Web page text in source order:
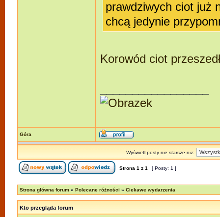
prawdziwych ciot już
chcą jedynie
Korowód ciot
Góra
Wyświetl posty nie starsze niż:
Strona 1 z 1 [ Posty: 1 ]
Strona główna forum » Polecane różności » Ciekawe wydarzenia
Kto przegląda forum